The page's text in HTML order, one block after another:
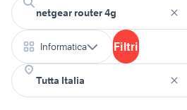
Informatica Filtri